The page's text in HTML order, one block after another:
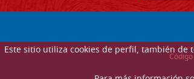
Este sitio utiliza cookies de perfil, también